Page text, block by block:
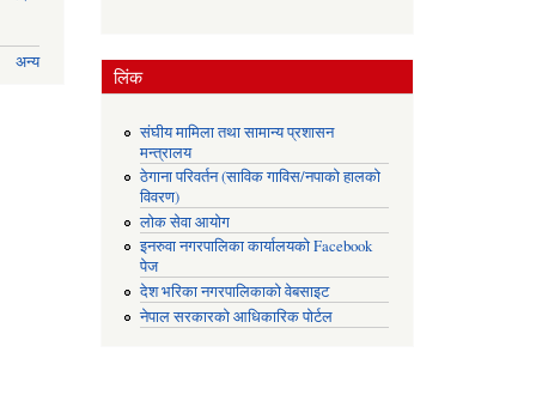
अन्य
लिंक
संघीय मामिला तथा सामान्य प्रशासन
मन्त्रालय
ठेगाना परिवर्तन (साविक गाविस/नपाको हालको
विवरण)
लोक सेवा आयोग
इनरुवा नगरपालिका कार्यालयको Facebook
पेज
देश भरिका नगरपालिकाको वेबसाइट
नेपाल सरकारको आधिकारिक पोर्टल